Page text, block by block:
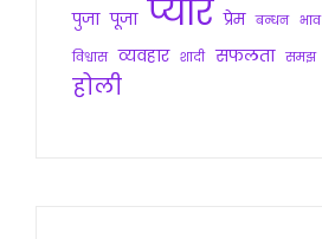
पुजा पूजा प्यार प्रेम बन्धन भाव
विश्वास व्यवहार शादी सफलता समझ
होली